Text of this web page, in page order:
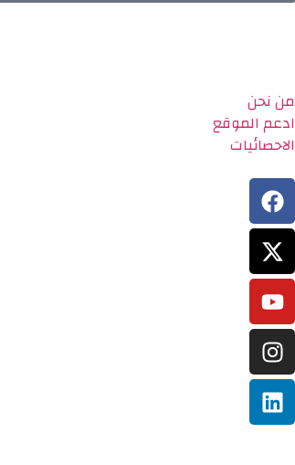
من نحن
ادعم الموقع
الاحصائيات